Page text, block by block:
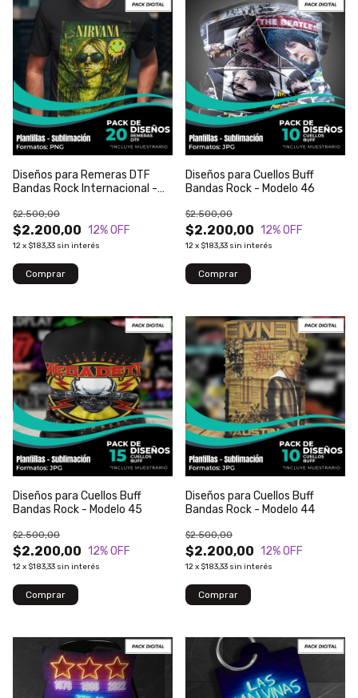
Diseños para Remeras DTF
Bandas Rock Internacional -
$2.200,00
$2.500,00
12% OFF
12x $183,33 sin interés
Diseños para Cuellos Buff
Bandas Rock - Modelo 46
$2.200,00
$2.500,00
12% OFF
12x $183,33 sin interés
Diseños para Cuellos Buff
Bandas Rock - Modelo 45
$2.200,00
$2.500,00
12% OFF
12x $183,33 sin interés
Diseños para Cuellos Buff
Bandas Rock - Modelo 44
$2.200,00
$2.500,00
12% OFF
12x $183,33 sin interés